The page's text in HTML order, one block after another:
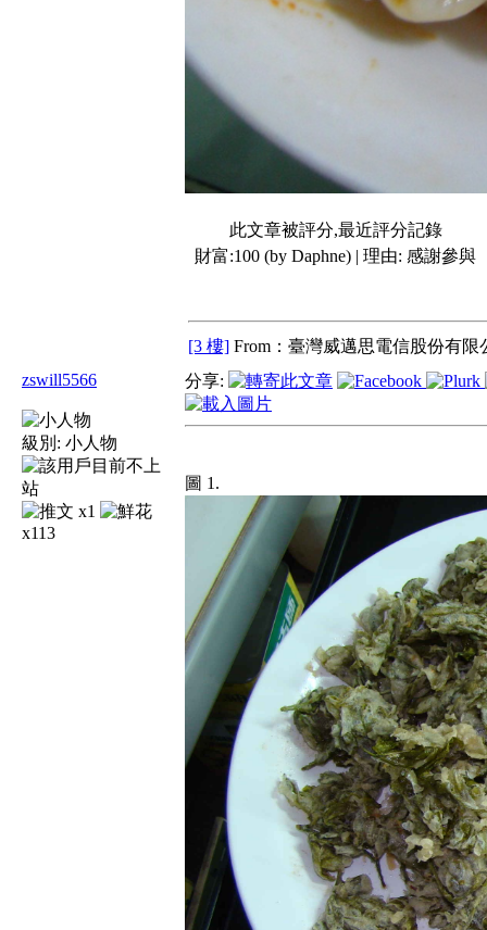
此文章被評分,最近評分記錄
財富:100 (by Daphne) | 理由: 感謝參與
[3 樓] From：臺灣威邁思電信股份有限
zswill5566
級別: 小人物
x1
x113
分享:
圖 1.